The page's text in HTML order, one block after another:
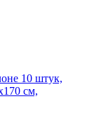
10 штук,
см,